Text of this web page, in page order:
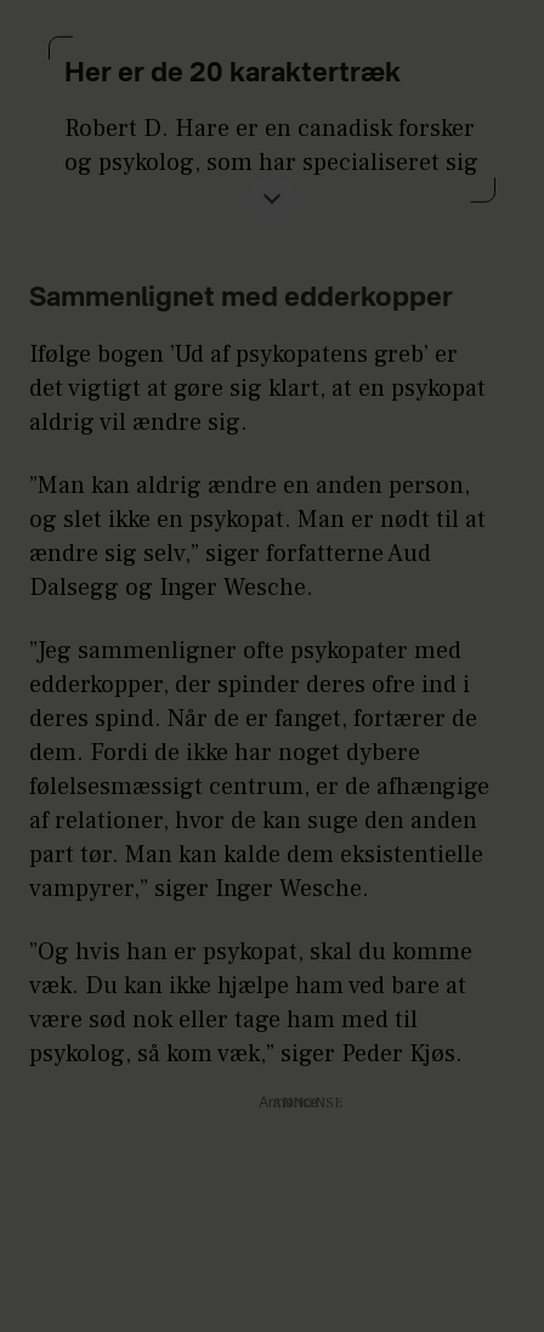
Her er de 20 karaktertræk
Robert D. Hare er en canadisk forsker
og psykolog, som har specialiseret sig
i kriminalitetens psykologi. I sit
Psychopathy Checklist (PCL). Den
psykopati og er nyttig til at forudsige
sandsynligheden for voldelig adfærd.
karaktertræk, som er typiske for
psykopaten ifølge ham:
Glat/overfladisk charme
Selvoptagethed/idealer om
storhed og selvværd
Behov for impulser/let ved at
kede sig
Patologisk
løgnagtighed/bedrag
Bluff/manipulation
Mangel på anger eller
skyldfølelse
Mangel på dybde i følelser
Ufølsomhed/manglende
Sammenlignet med edderkopper
Ifølge bogen ’Ud af psykopatens greb’ er
det vigtigt at gøre sig klart, at en psykopat
aldrig vil ændre sig.
”Man kan aldrig ændre en anden person,
og slet ikke en psykopat. Man er nødt til at
ændre sig selv,” siger forfatterne Aud
Dalsegg og Inger Wesche.
”Jeg sammenligner ofte psykopater med
edderkopper, der spinder deres ofre ind i
deres spind. Når de er fanget, fortærer de
dem. Fordi de ikke har noget dybere
følelsesmæssigt centrum, er de afhængige
af relationer, hvor de kan suge den anden
part tør. Man kan kalde dem eksistentielle
vampyrer,” siger Inger Wesche.
”Og hvis han er psykopat, skal du komme
væk. Du kan ikke hjælpe ham ved bare at
være sød nok eller tage ham med til
psykolog, så kom væk,” siger Peder Kjøs.
Annonce